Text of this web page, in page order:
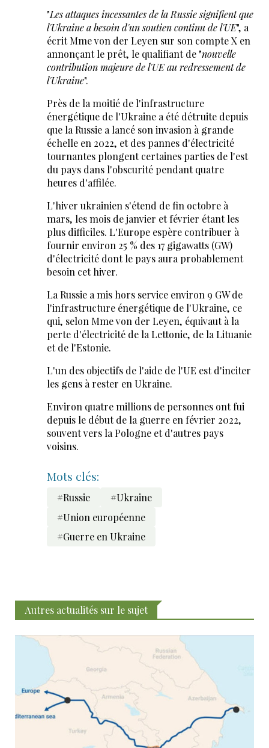
"Les attaques incessantes de la Russie signifient que
l'Ukraine a besoin d'un soutien continu de l'UE", a
écrit Mme von der Leyen sur son compte X en
annonçant le prêt, le qualifiant de "nouvelle
contribution majeure de l'UE au redressement de
l'Ukraine".
Près de la moitié de l'infrastructure
énergétique de l'Ukraine a été détruite depuis
que la Russie a lancé son invasion à grande
échelle en 2022, et des pannes d'électricité
tournantes plongent certaines parties de l'est
du pays dans l'obscurité pendant quatre
heures d'affilée.
L'hiver ukrainien s'étend de fin octobre à
mars, les mois de janvier et février étant les
plus difficiles. L'Europe espère contribuer à
fournir environ 25 % des 17 gigawatts (GW)
d'électricité dont le pays aura probablement
besoin cet hiver.
La Russie a mis hors service environ 9 GW de
l'infrastructure énergétique de l'Ukraine, ce
qui, selon Mme von der Leyen, équivaut à la
perte d'électricité de la Lettonie, de la Lituanie
et de l'Estonie.
L'un des objectifs de l'aide de l'UE est d'inciter
les gens à rester en Ukraine.
Environ quatre millions de personnes ont fui
depuis le début de la guerre en février 2022,
souvent vers la Pologne et d'autres pays
voisins.
Mots clés:
#Russie
#Ukraine
#Union européenne
#Guerre en Ukraine
Autres actualités sur le sujet